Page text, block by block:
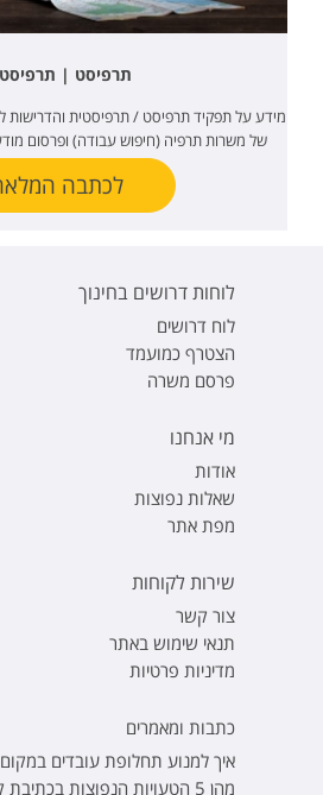
תרפיסט |
מידע על תפקיד תרפיסט / תרפיסטית והדרישות
של משרות תרפיה (חיפוש עבודה) ופרסום
לכתבה
לוחות דרושים בחינוך
לוח דרושים
הצטרף כמועמד
פרסם משרה
מי אנחנו
אודות
שאלות נפוצות
מפת אתר
שירות לקוחות
צור קשר
תנאי שימוש באתר
מדיניות פרטיות
כתבות ומאמרים
איך למנוע תחלופת עובדים
מהן 5 הטעויות הנפוצות בכתיבת קורות החיים